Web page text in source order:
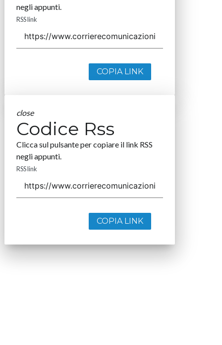
negli appunti.
RSS link
COPIA LINK
close
Codice Rss
Clicca sul pulsante per copiare il link RSS
negli appunti.
RSS link
COPIA LINK